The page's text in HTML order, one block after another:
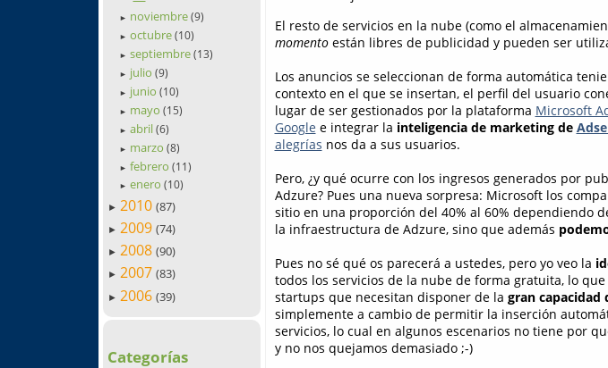
► noviembre(9)
► octubre(10)
► septiembre(13)
► julio(9)
► junio(10)
► mayo(15)
► abril(6)
► marzo(8)
► febrero(11)
► enero(10)
► 2010 (87)
► 2009 (74)
► 2008 (90)
► 2007 (83)
► 2006 (39)
Categorías
El resto de servicios en la nube (como el
momentoestán libres de publicidad y pueden ser
Los anuncios se seleccionan de forma automática
contexto en el que se insertan, el perfil del usuario
lugar de ser gestionados por la plataforma Microsoft
Google e integrar la inteligencia de marketing de
alegrías nos da a sus usuarios.
Pero, ¿y qué ocurre con los ingresos generados por
Adzure? Pues una nueva sorpresa: Microsoft los
sitio en una proporción del 40% al 60% dependiendo
la infraestructura de Adzure, sino que además
Pues no sé qué os parecerá a ustedes, pero yo veo la
todos los servicios de la nube de forma gratuita, lo
startups que necesitan disponer de la gran capacidad
simplemente a cambio de permitir la inserción
servicios, lo cual en algunos escenarios no tiene por
y no nos quejamos demasiado ;-)